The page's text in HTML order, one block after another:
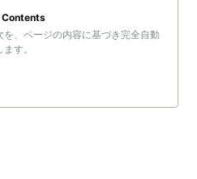
Contents
を、ページの内容に基づき完全自動
す。